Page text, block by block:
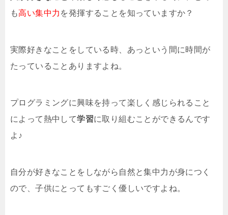
も高い集中力 を発揮することを知っていますか？
実際好きなことをしている時、あっという間に時間が
たっていることありますよね。
プログラミングに興味を持って楽しく感じられること
によって熱中して学習に取り組むことができるんです
よ♪
自分が好きなことをしながら自然と集中力が身につく
ので、子供にとってもすごく優しいですよね。